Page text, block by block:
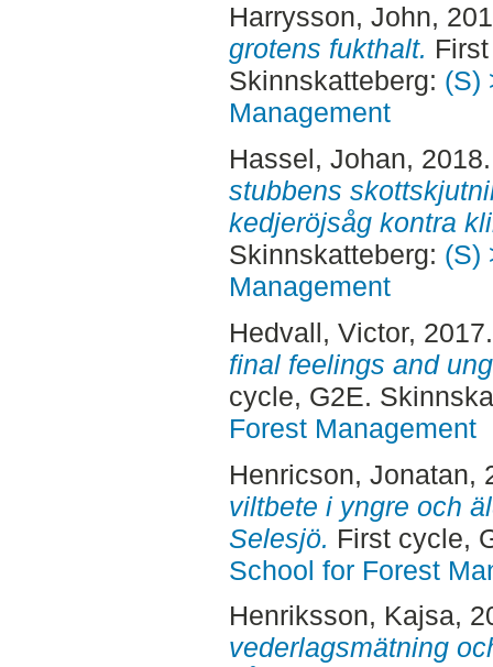
Harrysson, John,
grotens fukthalt.
Skinnskatteberg: (S)
Management
Hassel, Johan,
stubbens
kedjeröjsåg kontra
Skinnskatteberg: (S)
Management
Hedvall, Victor,
final feelings and
cycle, G2E.
Forest Management
Henricson, Jonatan,
viltbete i yngre och
Selesjö. First cycle,
School for Forest
Henriksson, Kajsa,
vederlagsmätning